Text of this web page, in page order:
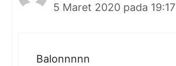
5 Maret 2020 pada 19:17
Balonnnnn